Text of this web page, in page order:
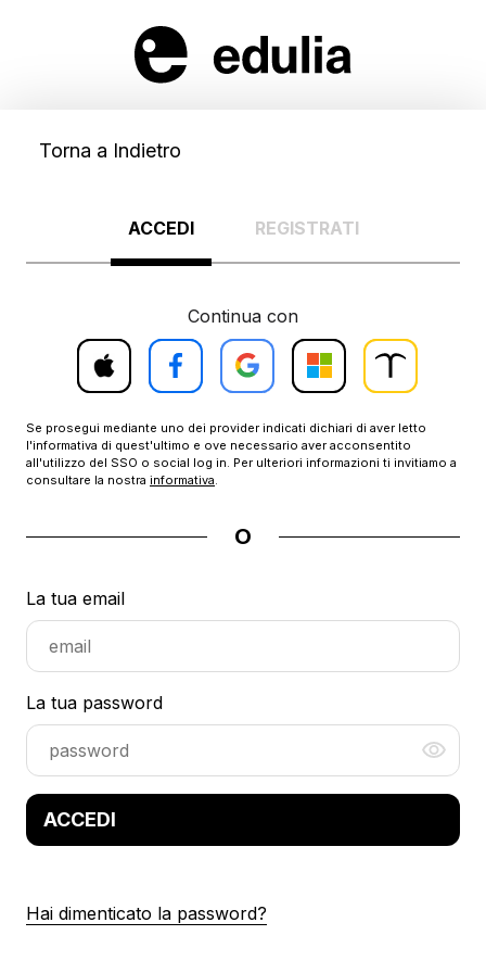
Torna a Indietro
ACCEDI REGISTRATI
O
La tua email
La tua password
ACCEDI
Continua con
Accedi
con
Apple
Accedi
con
Facebook
Accedi
con
Google
Accedi
con
Microsoft
Accedi
con
Treccani
Scuola
Se prosegui mediante uno dei provider indicati dichiari di aver letto
l'informativa di quest'ultimo e ove necessario aver acconsentito
all'utilizzo del SSO o social log in. Per ulteriori informazioni ti invitiamo a
consultare la nostra informativa.
Hai dimenticato la password?